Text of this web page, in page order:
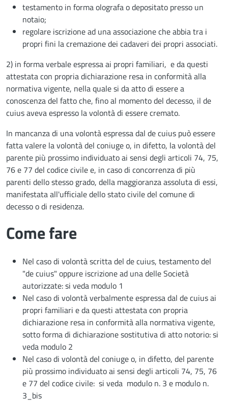
testamento in forma olografa o depositato presso un
notaio;
regolare iscrizione ad una associazione che abbia tra i
propri fini la cremazione dei cadaveri dei propri associati.
2) in forma verbale espressa ai propri familiari, e da questi
attestata con propria dichiarazione resa in conformità alla
normativa vigente, nella quale si da atto di essere a
conoscenza del fatto che, fino al momento del decesso, il de
cuius aveva espresso la volontà di essere cremato.
In mancanza di una volontà espressa dal de cuius può essere
fatta valere la volontà del coniuge o, in difetto, la volontà del
parente più prossimo individuato ai sensi degli articoli 74, 75,
76 e 77 del codice civile e, in caso di concorrenza di più
parenti dello stesso grado, della maggioranza assoluta di essi,
manifestata all'ufficiale dello stato civile del comune di
decesso o di residenza.
Come fare
Nel caso di volontà scritta del de cuius, testamento del
"de cuius" oppure iscrizione ad una delle Società
autorizzate: si veda modulo 1
Nel caso di volontà verbalmente espressa dal de cuius ai
propri familiari e da questi attestata con propria
dichiarazione resa in conformità alla normativa vigente,
sotto forma di dichiarazione sostitutiva di atto notorio: si
veda modulo 2
Nel caso di volontà del coniuge o, in difetto, del parente
più prossimo individuato ai sensi degli articoli 74, 75, 76
e 77 del codice civile: si veda modulo n. 3 e modulo n.
3_bis